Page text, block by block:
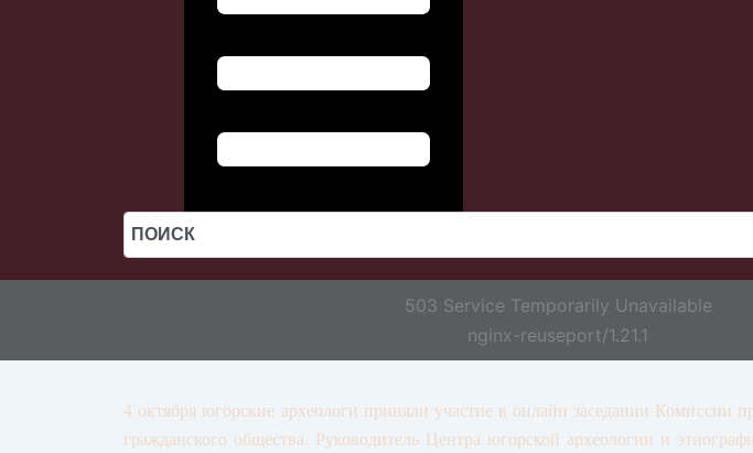
503 Service Temporarily Unavailable
nginx-reuseport/1.21.1
4 октября югорские археологи приняли участие в онлайн заседании
гражданского общества. Руководитель Центра югорской археологии и